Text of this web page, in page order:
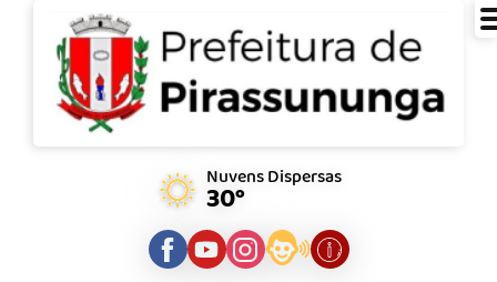
Nuvens Dispersas
30°